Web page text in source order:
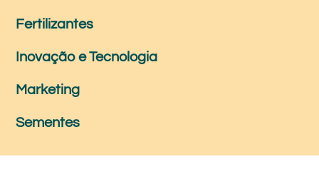
Fertilizantes
Inovação e Tecnologia
Marketing
Sementes